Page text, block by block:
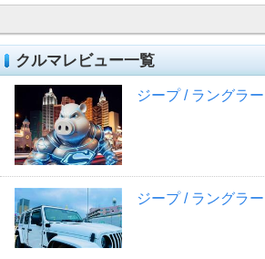
クルマレビュー一覧
ジープ / ラングラー
ジープ / ラングラー